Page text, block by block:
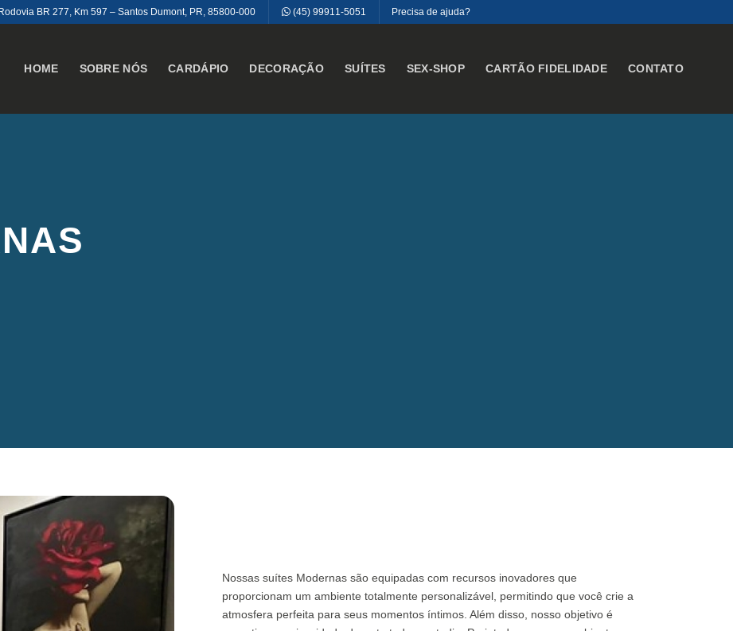
BR 277, Km 597 – Santos Dumont, PR, 85800-000 (45) 99911-5051 Precisa de ajuda?
HOME SOBRE NÓS CARDÁPIO DECORAÇÃO SUÍTES SEX-SHOP CARTÃO FIDELIDADE CONTATO
Nossas suítes Modernas são equipadas com recursos inovadores que
proporcionam um ambiente totalmente personalizável, permitindo que você crie a
atmosfera perfeita para seus momentos íntimos. Além disso, nosso objetivo é